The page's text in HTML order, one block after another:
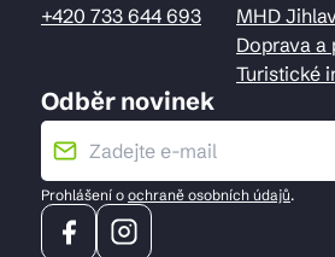
+420 733 644 693
MHD
Doprava a
Turistické
Odběr novinek
Prohlášení o ochraně osobních údajů.